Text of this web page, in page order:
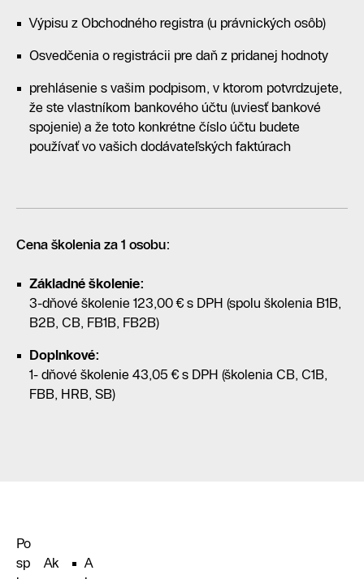
Výpisu z Obchodného registra (u právnických osôb)
Osvedčenia o registrácii pre daň z pridanej hodnoty
prehlásenie s vašim podpisom, v ktorom potvrdzujete,
že ste vlastníkom bankového účtu (uviesť bankové
spojenie) a že toto konkrétne číslo účtu budete
používať vo vašich dodávateľských faktúrach
Cena školenia za 1 osobu:
Základné školenie:
3-dňové školenie 123,00 € s DPH (spolu školenia B1B,
B2B, CB, FB1B, FB2B)
Doplnkové:
1- dňové školenie 43,05 € s DPH (školenia CB, C1B,
FBB, HRB, SB)
Po
sp
Ak
A